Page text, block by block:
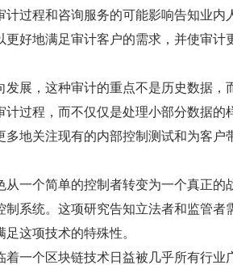
过程和咨询服务的可能影响告知业内
好地满足审计客户的需求，并使审计
展，这种审计的重点不是历史数据，
过程，而不仅仅是处理小部分数据的
地关注现有的内部控制测试和为客户
一个简单的控制者转变为一个真正的
系统。这项研究告知立法者和监管者
这项技术的特殊性。
一个区块链技术日益被几乎所有行业